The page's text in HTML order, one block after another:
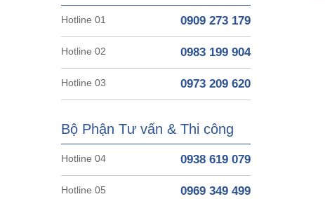
Hotline 01 0909 273 179
Hotline 02 0983 199 904
Hotline 03 0973 209 620
Bộ Phận Tư vấn & Thi công
Hotline 04 0938 619 079
Hotline 05 0969 349 499